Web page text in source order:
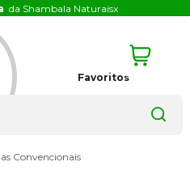
da Shambala Naturaisx
Favoritos
Convencionais